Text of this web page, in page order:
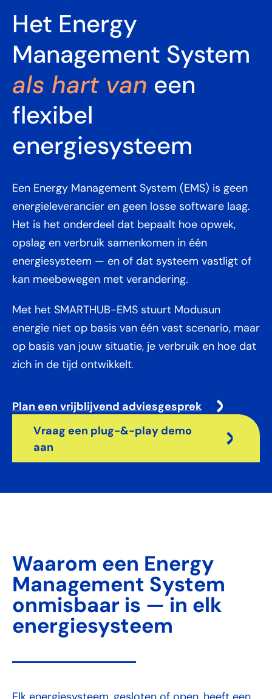
Het Energy
Management System
als hart van een
flexibel
energiesysteem
Een Energy Management System (EMS) is geen
energieleverancier en geen losse software laag.
Het is het onderdeel dat bepaalt hoe opwek,
opslag en verbruik samenkomen in één
energiesysteem — en of dat systeem vastligt of
kan meebewegen met verandering.
Met het SMARTHUB-EMS stuurt Modusun
energie niet op basis van één vast scenario, maar
op basis van jouw situatie, je verbruik en hoe dat
zich in de tijd ontwikkelt.
Plan een vrijblijvend adviesgesprek
Vraag een plug-&-play demo
aan
Waarom een Energy
Management System
onmisbaar is — in elk
energiesysteem